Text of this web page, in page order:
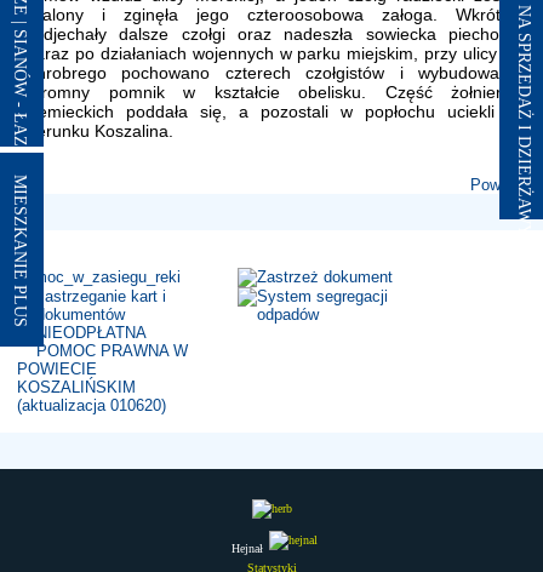
MIESZKANIE PLUS
spalony i zginęła jego czteroosobowa załoga. Wkrótce
nadjechały dalsze czołgi oraz nadeszła sowiecka piechota.
Zaraz po działaniach wojennych w parku miejskim, przy ulicy B.
Chrobrego pochowano czterech czołgistów i wybudowano
skromny pomnik w kształcie obelisku. Część żołnierzy
niemieckich poddała się, a pozostali w popłochu uciekli w
kierunku Koszalina.
Powrót
Hejnał
Statystyki